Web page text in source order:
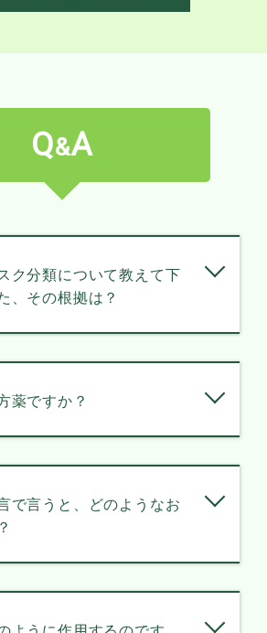
Q&A
ク分類について教えて下
、その根拠は？
薬ですか？
で言うと、どのようなお